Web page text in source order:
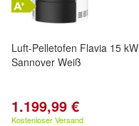
Luft-Pelletofen Flavia 15 kW
Sannover Weiß
1.199,99 €
Kostenloser Versand